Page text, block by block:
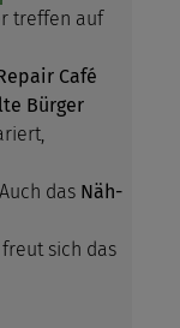
treffen auf
Café
Bürger
das Näh-
sich das